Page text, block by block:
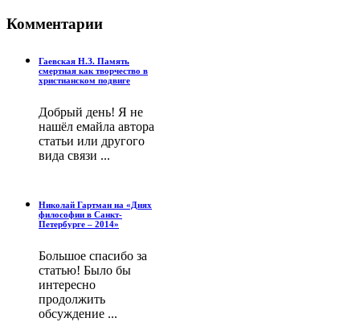
Комментарии
Гаевская Н.З. Память
смертная как творчество в
христианском подвиге
Добрый день! Я не
нашёл емайла автора
статьи или другого
вида связи ...
Николай Гартман на «Днях
философии в Санкт-
Петербурге – 2014»
Большое спасибо за
статью! Было бы
интересно
продолжить
обсуждение ...